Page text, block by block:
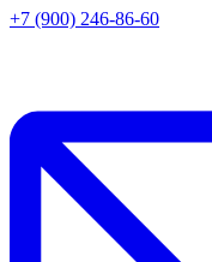
+7 (900) 246-86-60